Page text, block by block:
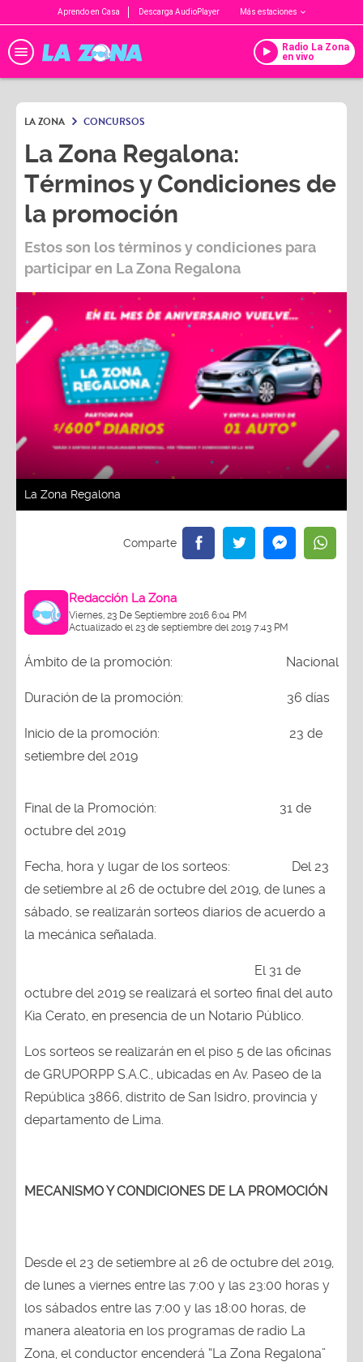
Aprendo en Casa Descarga AudioPlayer Más estaciones
Radio La Zona
en vivo
LA ZONA CONCURSOS
La Zona Regalona:
Términos y Condiciones de
la promoción
Estos son los términos y condiciones para
participar en La Zona Regalona
La Zona Regalona
Redacción La Zona
Viernes, 23 De Septiembre 2016 6:04 PM
Actualizado el 23 de septiembre del 2019 7:43 PM
Ámbito de la promoción: Nacional
Duración de la promoción: 36 días
Inicio de la promoción: 23 de
setiembre del 2019
Final de la Promoción: 31 de
octubre del 2019
Fecha, hora y lugar de los sorteos: Del 23
de setiembre al 26 de octubre del 2019, de lunes a
sábado, se realizarán sorteos diarios de acuerdo a
la mecánica señalada.
El 31 de
octubre del 2019 se realizará el sorteo final del auto
Kia Cerato, en presencia de un Notario Público.
Los sorteos se realizarán en el piso 5 de las oficinas
de GRUPORPP S.A.C., ubicadas en Av. Paseo de la
República 3866, distrito de San Isidro, provincia y
departamento de Lima.
MECANISMO Y CONDICIONES DE LA PROMOCIÓN
Desde el 23 de setiembre al 26 de octubre del 2019,
de lunes a viernes entre las 7:00 y las 23:00 horas y
los sábados entre las 7:00 y las 18:00 horas, de
manera aleatoria en los programas de radio La
Zona, el conductor encenderá “La Zona Regalona”